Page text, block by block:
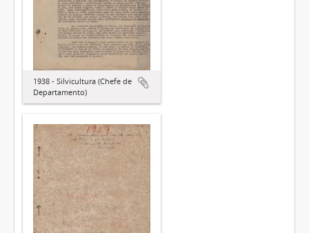
1938 - Silvicultura (Chefe de
Departamento)